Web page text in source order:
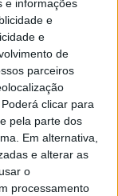
e informações
e
e
de
parceiros
clicar para
pela parte dos
Em alternativa,
e alterar as
o
processamento
eleitoral: é
da região quer
aqui para
estratégico
o Diretor
PME que